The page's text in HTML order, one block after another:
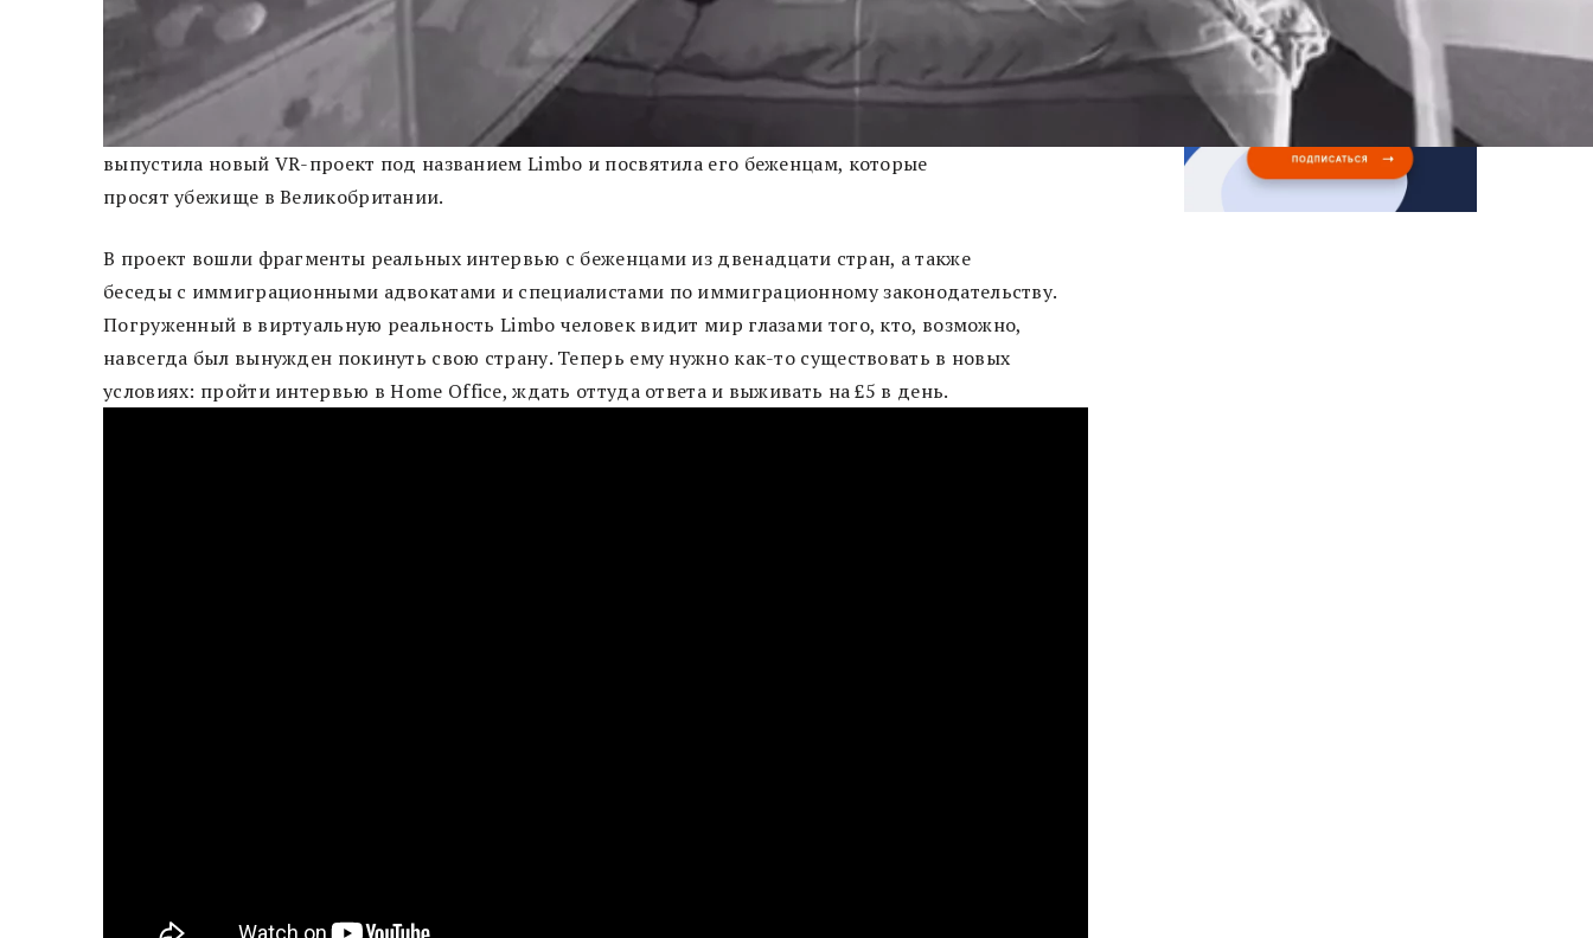
выпустила новый VR-проект под названием Limbo и посвятила его беженцам, которые
просят убежище в Великобритании.
В проект вошли фрагменты реальных интервью с беженцами из двенадцати стран, а также
беседы с иммиграционными адвокатами и специалистами по иммиграционному законодательству.
Погруженный в виртуальную реальность Limbo человек видит мир глазами того, кто, возможно,
навсегда был вынужден покинуть свою страну. Теперь ему нужно как-то существовать в новых
условиях: пройти интервью в Home Office, ждать оттуда ответа и выживать на £5 в день.